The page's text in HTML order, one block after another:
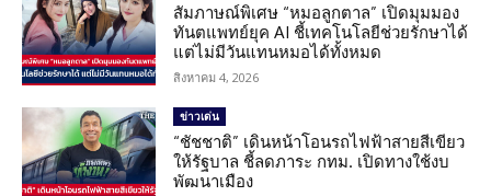
สัมภาษณ์พิเศษ “หมอลูกตาล” เปิดมุมมอง
ทันตแพทย์ยุค AI ชี้เทคโนโลยีช่วยรักษาได้
แต่ไม่มีวันแทนหมอได้ทั้งหมด
สิงหาคม 4, 2026
ข่าวเด่น
“ชัชชาติ” เดินหน้าโอนรถไฟฟ้าสายสีเขียว
ให้รัฐบาล ชี้ลดภาระ กทม. เปิดทางใช้งบ
พัฒนาเมือง